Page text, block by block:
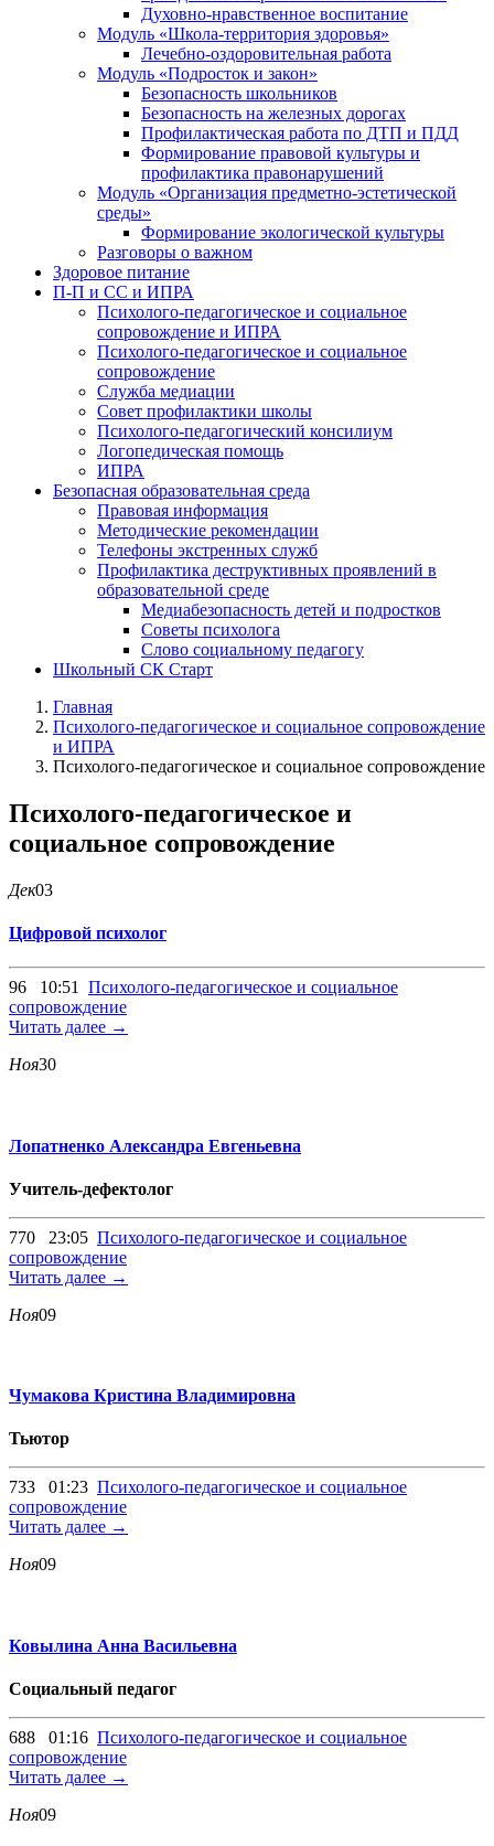
Духовно-нравственное воспитание
Модуль «Школа-территория здоровья»
Лечебно-оздоровительная работа
Модуль «Подросток и закон»
Безопасность школьников
Безопасность на железных дорогах
Профилактическая работа по ДТП и ПДД
Формирование правовой культуры и
профилактика правонарушений
Модуль «Организация предметно-эстетической
среды»
Формирование экологической культуры
Разговоры о важном
Здоровое питание
П-П и СС и ИПРА
Психолого-педагогическое и социальное
сопровождение и ИПРА
Психолого-педагогическое и социальное
сопровождение
Служба медиации
Совет профилактики школы
Психолого-педагогический консилиум
Логопедическая помощь
ИПРА
Безопасная образовательная среда
Правовая информация
Методические рекомендации
Телефоны экстренных служб
Профилактика деструктивных проявлений в
образовательной среде
Медиабезопасность детей и подростков
Советы психолога
Слово социальному педагогу
Школьный СК Старт
Главная
Психолого-педагогическое и социальное сопровождение
и ИПРА
Психолого-педагогическое и социальное сопровождение
Психолого-педагогическое и
социальное сопровождение
Дек03
Цифровой психолог
96 10:51 Психолого-педагогическое и социальное
сопровождение
Читать далее →
Ноя30
Лопатненко Александра Евгеньевна
Учитель-дефектолог
770 23:05 Психолого-педагогическое и социальное
сопровождение
Читать далее →
Ноя09
Чумакова Кристина Владимировна
Тьютор
733 01:23 Психолого-педагогическое и социальное
сопровождение
Читать далее →
Ноя09
Ковылина Анна Васильевна
Социальный педагог
688 01:16 Психолого-педагогическое и социальное
сопровождение
Читать далее →
Ноя09